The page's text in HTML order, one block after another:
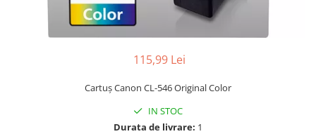
115,99 Lei
Cartuş Canon CL-546 Original Color
IN STOC
Durata de livrare: 1